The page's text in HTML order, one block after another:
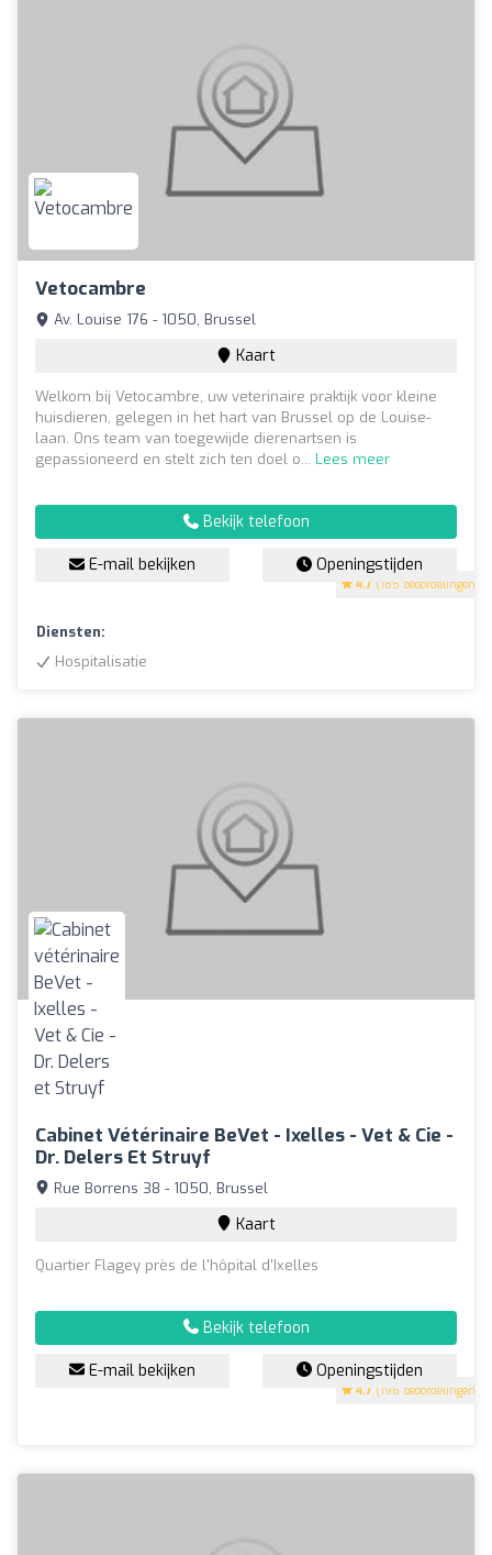
Vetocambre
4.7 (185 beoordelingen)
Av. Louise 176 - 1050, Brussel
Kaart
Welkom bij Vetocambre, uw veterinaire praktijk voor kleine
huisdieren, gelegen in het hart van Brussel op de Louise-
laan. Ons team van toegewijde dierenartsen is
gepassioneerd en stelt zich ten doel o... Lees meer
Bekijk telefoon
E-mail bekijken Openingstijden
Diensten:
Hospitalisatie
Cabinet Vétérinaire BeVet - Ixelles - Vet & Cie -
Dr. Delers Et Struyf
4.7 (196 beoordelingen)
Rue Borrens 38 - 1050, Brussel
Kaart
Quartier Flagey près de l'hôpital d'Ixelles
Bekijk telefoon
E-mail bekijken Openingstijden